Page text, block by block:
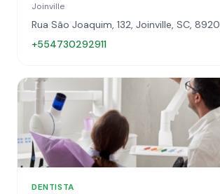
Joinville
Rua São Joaquim, 132, Joinville, SC,
+554730292911
DENTISTA